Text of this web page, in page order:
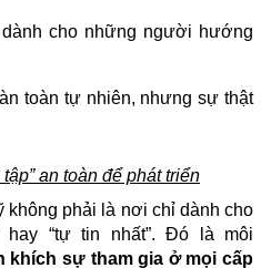
cho những người hướng
toàn tự nhiên, nhưng sự thật
an toàn để phát triển
không phải là nơi chỉ dành cho
hay “tự tin nhất”. Đó là môi
khích sự tham gia ở mọi cấp